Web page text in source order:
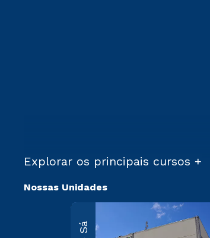
Explorar os principais cursos +
Nossas Unidades